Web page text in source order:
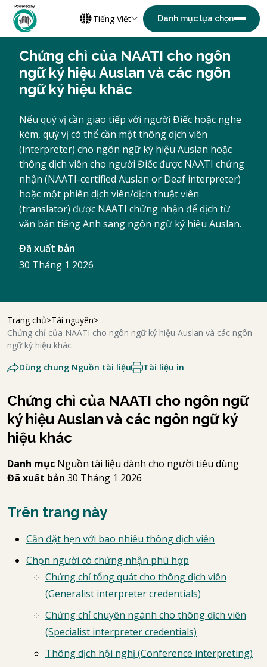
Tiếng Việt
Chứng chỉ của NAATI cho ngôn
ngữ ký hiệu Auslan và các ngôn
ngữ ký hiệu khác
Nếu quý vị cần giao tiếp với người Điếc hoặc nghe
kém, quý vị có thể cần một thông dịch viên
(interpreter) cho ngôn ngữ ký hiệu Auslan hoặc
thông dịch viên cho người Điếc được NAATI chứng
nhận (NAATI-certified Auslan or Deaf interpreter)
hoặc một phiên dịch viên/dịch thuật viên
(translator) được NAATI chứng nhận để dịch từ
văn bản tiếng Anh sang ngôn ngữ ký hiệu Auslan.
Đã xuất bản
30 Tháng 1 2026
Trang chủ Tài nguyên
Chứng chỉ của NAATI cho ngôn ngữ ký hiệu Auslan và các ngôn
ngữ ký hiệu khác
Dùng chung Nguồn tài liệu
Tài liệu in
Chứng chỉ của NAATI cho ngôn ngữ
ký hiệu Auslan và các ngôn ngữ ký
hiệu khác
Danh mục Nguồn tài liệu dành cho người tiêu dùng
Đã xuất bản 30 Tháng 1 2026
Trên trang này
Cần đặt hẹn với bao nhiêu thông dịch viên
Chọn người có chứng nhận phù hợp
Chứng chỉ tổng quát cho thông dịch viên
(Generalist interpreter credentials)
Chứng chỉ chuyên ngành cho thông dịch viên
(Specialist interpreter credentials)
Thông dịch hội nghị (Conference interpreting)